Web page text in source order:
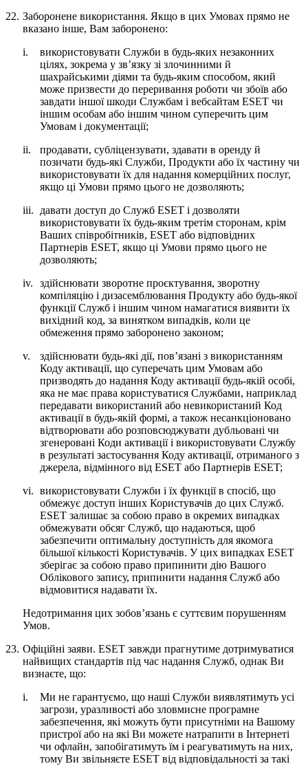
22. Заборонене використання. Якщо в цих Умовах прямо не
вказано інше, Вам заборонено:
i.
використовувати Служби в будь-яких незаконних
цілях, зокрема у зв’язку зі злочинними й
шахрайськими діями та будь-яким способом, який
може призвести до переривання роботи чи збоїв або
завдати іншої шкоди Службам і вебсайтам ESET чи
іншим особам або іншим чином суперечить цим
Умовам і документації;
ii.
продавати, субліцензувати, здавати в оренду й
позичати будь-які Служби, Продукти або їх частину чи
використовувати їх для надання комерційних послуг,
якщо ці Умови прямо цього не дозволяють;
iii. давати доступ до Служб ESET і дозволяти
використовувати їх будь-яким третім сторонам, крім
Ваших співробітників, ESET або відповідних
Партнерів ESET, якщо ці Умови прямо цього не
дозволяють;
iv.
здійснювати зворотне проєктування, зворотну
компіляцію і дизасемблювання Продукту або будь-якої
функції Служб і іншим чином намагатися виявити їх
вихідний код, за винятком випадків, коли це
обмеження прямо заборонено законом;
v.
здійснювати будь-які дії, пов’язані з використанням
Коду активації, що суперечать цим Умовам або
призводять до надання Коду активації будь-якій особі,
яка не має права користуватися Службами, наприклад
передавати використаний або невикористаний Код
активації в будь-якій формі, а також несанкціоновано
відтворювати або розповсюджувати дубльовані чи
згенеровані Коди активації і використовувати Службу
в результаті застосування Коду активації, отриманого з
джерела, відмінного від ESET або Партнерів ESET;
vi. використовувати Служби і їх функції в спосіб, що
обмежує доступ інших Користувачів до цих Служб.
ESET залишає за собою право в окремих випадках
обмежувати обсяг Служб, що надаються, щоб
забезпечити оптимальну доступність для якомога
більшої кількості Користувачів. У цих випадках ESET
зберігає за собою право припинити дію Вашого
Облікового запису, припинити надання Служб або
відмовитися надавати їх.
Недотримання цих зобов’язань є суттєвим порушенням
Умов.
23. Офіційні заяви. ESET завжди прагнутиме дотримуватися
найвищих стандартів під час надання Служб, однак Ви
визнаєте, що:
i.
Ми не гарантуємо, що наші Служби виявлятимуть усі
загрози, уразливості або зловмисне програмне
забезпечення, які можуть бути присутніми на Вашому
пристрої або на які Ви можете натрапити в Інтернеті
чи офлайн, запобігатимуть їм і реагуватимуть на них,
тому Ви звільняєте ESET від відповідальності за такі